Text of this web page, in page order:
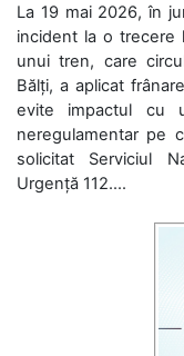
La 19 mai 2026, în
incident la o trecere
unui tren, care
Bălți, a aplicat
evite impactul cu
neregulamentar pe
solicitat Serviciul
Urgență 112....